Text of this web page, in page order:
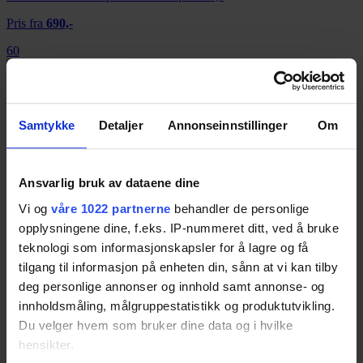
Samtykke Detaljer Annonseinnstillinger Om
Ansvarlig bruk av dataene dine
Vi og våre 1022 partnerne behandler de personlige
opplysningene dine, f.eks. IP-nummeret ditt, ved å bruke
teknologi som informasjonskapsler for å lagre og få
tilgang til informasjon på enheten din, sånn at vi kan tilby
deg personlige annonser og innhold samt annonse- og
innholdsmåling, målgruppestatistikk og produktutvikling.
Du velger hvem som bruker dine data og i hvilke
hensikter.
Pris fra 690,-
60
Pure Elan E3
Resultatet er basert på
1test.
60
Pure Digital One Maxi Series 3
Resultatet er basert på1test.
60
Sony XDR-V1BTD
Resultatet er basert på